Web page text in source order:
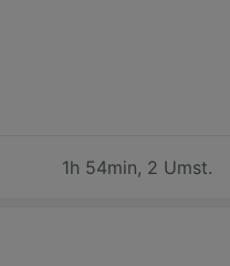
1h 54min, 2 Umst.